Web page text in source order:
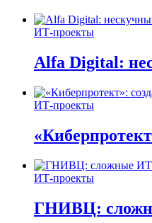
ИТ-проекты
Alfa Digital:
ИТ-проекты
ИТ-проекты
ГНИВЦ: